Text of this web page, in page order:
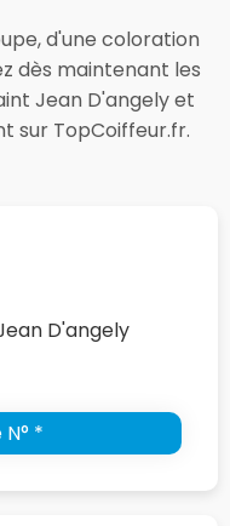
d'une coloration
dès maintenant les
Jean D'angely et
sur TopCoiffeur.fr.
D'angely
*